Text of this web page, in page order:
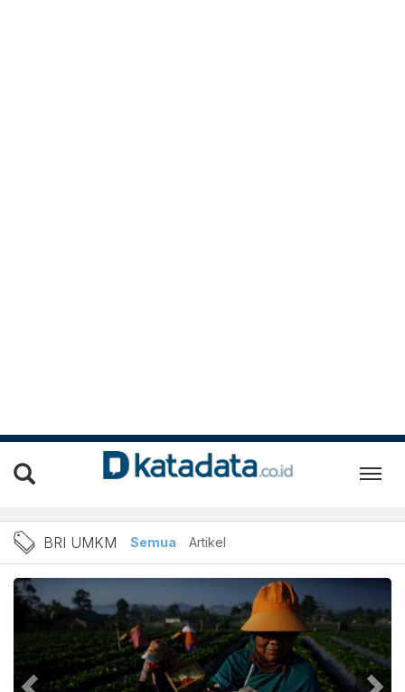
BRI UMKM
BRI UMKM Semua Artikel